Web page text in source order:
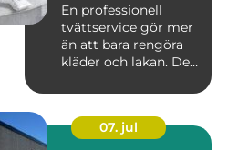
En professionell
tvättservice gör mer
än att bara rengöra
kläder och lakan. Den
07. jul